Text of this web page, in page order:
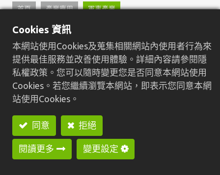
首頁 產業應用 軍事產業
Cookies 資訊
本網站使用Cookies及蒐集相關網站內使用者行為來
提供最佳服務並改善使用體驗。詳細內容請參閱隱
私權政策。您可以隨時變更您是否同意本網站使用
Cookies。若您繼續瀏覽本網站，即表示您同意本網
站使用Cookies。
同意 拒絕
閱讀更多 變更設定